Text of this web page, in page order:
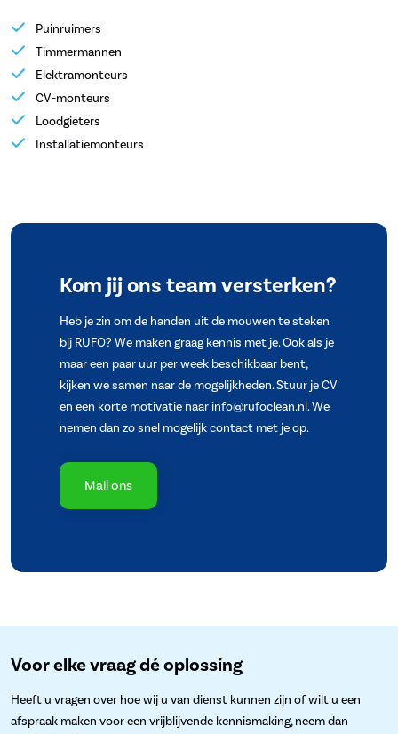
Puinruimers
Timmermannen
Elektramonteurs
CV-monteurs
Loodgieters
Installatiemonteurs
Kom jij ons team versterken?
Heb je zin om de handen uit de mouwen te steken
bij RUFO? We maken graag kennis met je. Ook als je
maar een paar uur per week beschikbaar bent,
kijken we samen naar de mogelijkheden. Stuur je CV
en een korte motivatie naar info@rufoclean.nl. We
nemen dan zo snel mogelijk contact met je op.
Mail ons
Voor elke vraag dé oplossing
Heeft u vragen over hoe wij u van dienst kunnen zijn of wilt u een
afspraak maken voor een vrijblijvende kennismaking, neem dan